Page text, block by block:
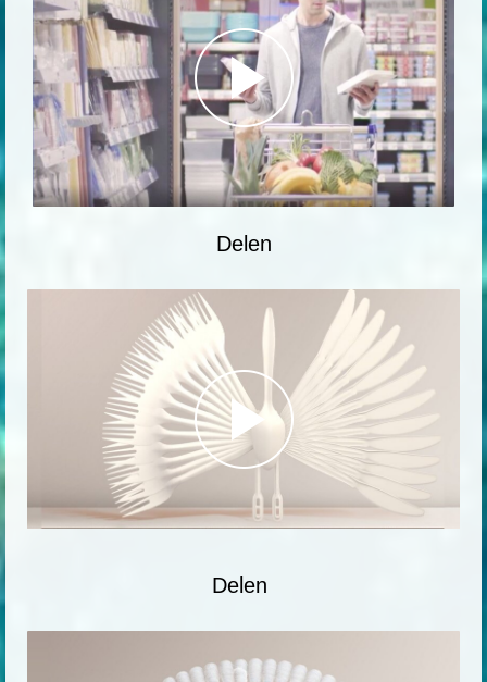
Delen
Delen